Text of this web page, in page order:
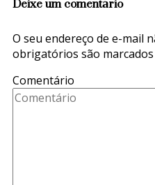
O seu endereço de e-mail
obrigatórios são marcados
Comentário